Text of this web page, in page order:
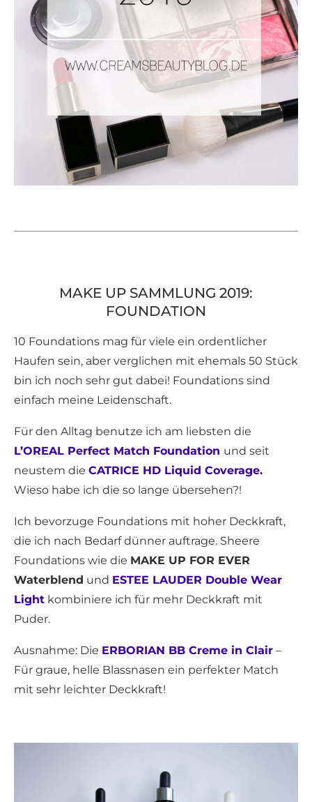
MAKE UP SAMMLUNG 2019:
FOUNDATION
10 Foundations mag für viele ein ordentlicher
Haufen sein, aber verglichen mit ehemals 50 Stück
bin ich noch sehr gut dabei! Foundations sind
einfach meine Leidenschaft.
Für den Alltag benutze ich am liebsten die
L’OREAL Perfect Match Foundation und seit
neustem die CATRICE HD Liquid Coverage.
Wieso habe ich die so lange übersehen?!
Ich bevorzuge Foundations mit hoher Deckkraft,
die ich nach Bedarf dünner auftrage. Sheere
Foundations wie die MAKE UP FOR EVER
Waterblend und ESTEE LAUDER Double Wear
Light kombiniere ich für mehr Deckkraft mit
Puder.
Ausnahme: Die ERBORIAN BB Creme in Clair –
Für graue, helle Blassnasen ein perfekter Match
mit sehr leichter Deckkraft!